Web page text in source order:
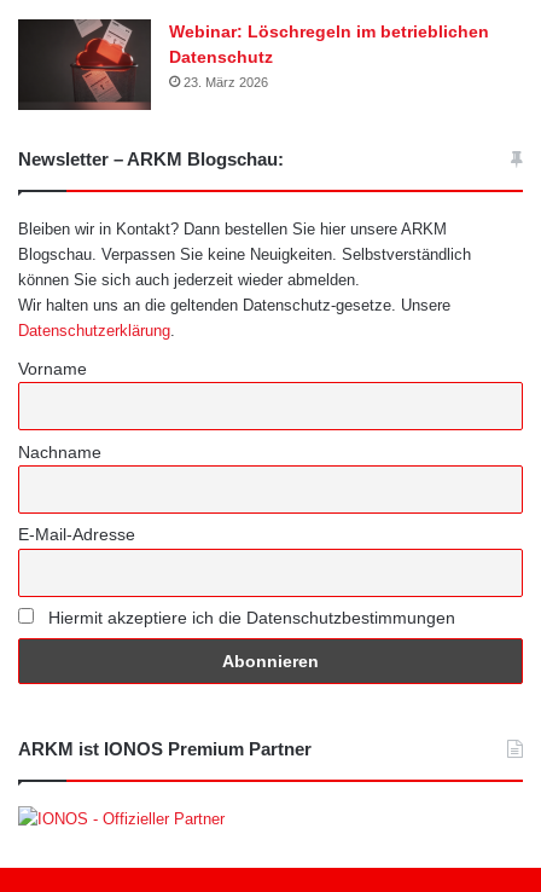
Webinar: Löschregeln im betrieblichen
Datenschutz
23. März 2026
Newsletter – ARKM Blogschau:
Bleiben wir in Kontakt? Dann bestellen Sie hier unsere ARKM
Blogschau. Verpassen Sie keine Neuigkeiten. Selbstverständlich
können Sie sich auch jederzeit wieder abmelden.
Wir halten uns an die geltenden Datenschutz-gesetze. Unsere
Datenschutzerklärung
Vorname
Nachname
E-Mail-Adresse
Hiermit akzeptiere ich die Datenschutzbestimmungen
ARKM ist IONOS Premium Partner